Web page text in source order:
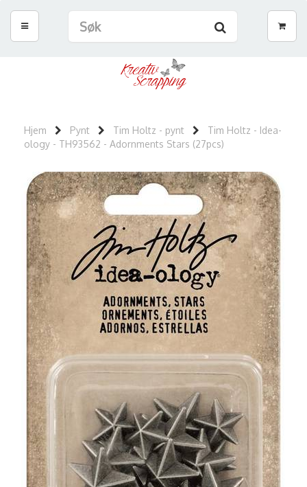
Hjem Pynt Tim Holtz - pynt
Tim Holtz - Idea-
ology - TH93562 - Adornments Stars (27pcs)